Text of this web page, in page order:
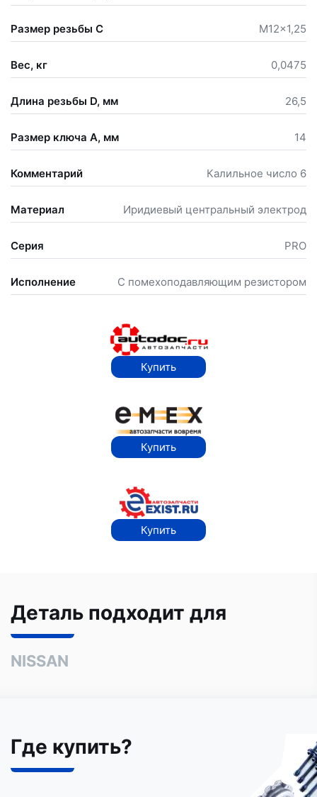
Размер резьбы С M12x1,25
Вес, кг 0,0475
Длина резьбы D, мм 26,5
Размер ключа А, мм 14
Комментарий Калильное число 6
Материал Иридиевый центральный электрод
Серия PRO
Исполнение С помехоподавляющим резистором
Купить
Купить
Купить
Деталь подходит для
NISSAN
Где купить?